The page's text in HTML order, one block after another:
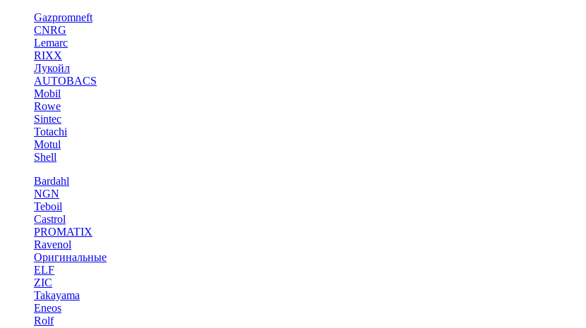
Gazpromneft
CNRG
Lemarc
RIXX
Лукойл
AUTOBACS
Mobil
Rowe
Sintec
Totachi
Motul
Shell
Bardahl
NGN
Teboil
Castrol
PROMATIX
Ravenol
Оригинальные
ELF
ZIC
Takayama
Eneos
Rolf